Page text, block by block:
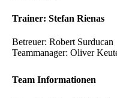
Trainer: Stefan Rienas
Betreuer: Robert Surducan
Teammanager: Oliver
Team Informationen